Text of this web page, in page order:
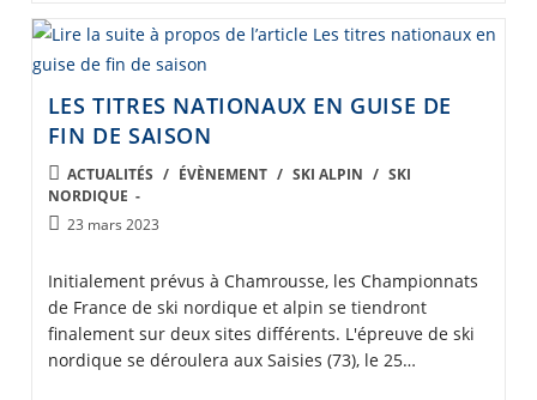
LES TITRES NATIONAUX EN GUISE DE
FIN DE SAISON
POST
CATEGORY:
ACTUALITÉS / ÉVÈNEMENT / SKI ALPIN / SKI
NORDIQUE
Post23 mars 2023
Initialement prévus à Chamrousse, les Championnats
de France de ski nordique et alpin se tiendront
finalement sur deux sites différents. L'épreuve de ski
nordique se déroulera aux Saisies (73), le 25…